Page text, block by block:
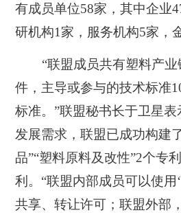
有成员单位58家，其中企业
研机构1家，服务机构5家，
“联盟成员共有塑料产
件，主导或参与的技术标准
标准。”联盟秘书长于卫星
发展需求，联盟已成功构建
品”“塑料原料及改性”2个专
利。“联盟内部成员可以使用
共享、转让许可；联盟外部